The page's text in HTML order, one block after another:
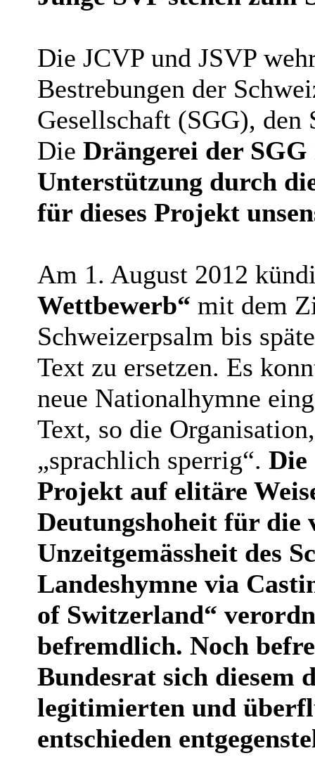
Die JCVP und JSVP
Bestrebungen der
Gesellschaft (SGG), den
Die Drängerei der
Unterstützung durch
für dieses Projekt
Am 1. August 2012
Wettbewerb“ mit dem
Schweizerpsalm bis
Text zu ersetzen. Es
neue Nationalhymne
Text, so die
„sprachlich sperrig“. Die
Projekt auf elitäre
Deutungshoheit für die
Unzeitgemässheit des
Landeshymne via
of Switzerland“
befremdlich. Noch
Bundesrat sich diesem
legitimierten und
entschieden